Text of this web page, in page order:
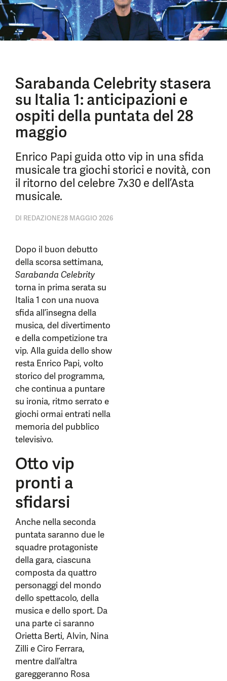
Sarabanda Celebrity stasera
su Italia 1: anticipazioni e
ospiti della puntata del 28
maggio
Enrico Papi guida otto vip in una sfida
musicale tra giochi storici e novità, con
il ritorno del celebre 7x30 e dell’Asta
musicale.
DI REDAZIONE28 MAGGIO 2026
Dopo il buon debutto
della scorsa settimana,
Sarabanda Celebrity
torna in prima serata su
Italia 1 con una nuova
sfida all’insegna della
musica, del divertimento
e della competizione tra
vip. Alla guida dello show
resta Enrico Papi, volto
storico del programma,
che continua a puntare
su ironia, ritmo serrato e
giochi ormai entrati nella
memoria del pubblico
televisivo.
Otto vip
pronti a
sfidarsi
Anche nella seconda
puntata saranno due le
squadre protagoniste
della gara, ciascuna
composta da quattro
personaggi del mondo
dello spettacolo, della
musica e dello sport. Da
una parte ci saranno
Orietta Berti, Alvin, Nina
Zilli e Ciro Ferrara,
mentre dall’altra
gareggeranno Rosa